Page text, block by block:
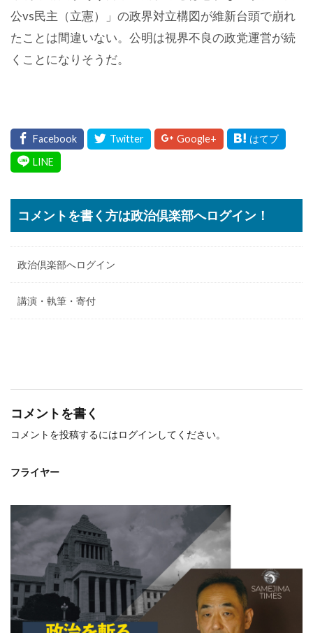
公vs民主（立憲）」の政界対立構図が維新台頭で崩れ
たことは間違いない。公明は視界不良の政党運営が続
くことになりそうだ。
コメントを書く方は政治倶楽部へログイン！
政治倶楽部へログイン
講演・執筆・寄付
コメントを書く
コメントを投稿するにはログイン してください。
フライヤー